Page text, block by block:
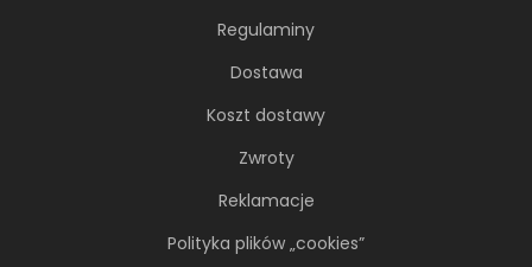
Regulaminy
Dostawa
Koszt dostawy
Zwroty
Reklamacje
Polityka plików „cookies”